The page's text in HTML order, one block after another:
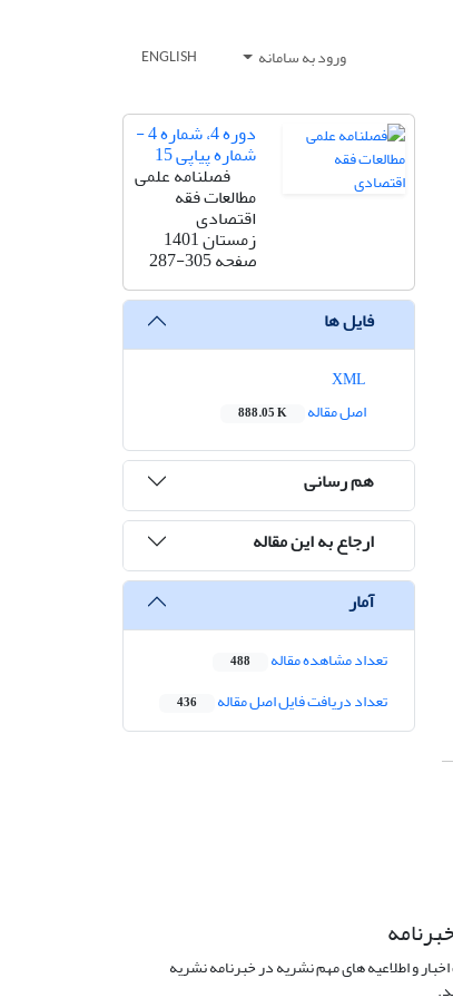
ورود به سامانه ENGLISH
دوره 4، شماره 4 -
شماره پیاپی 15
فصلنامه علمی
مطالعات فقه
اقتصادی
زمستان 1401
صفحه287-305
فایل ها
اصل مقاله
888.05 K
هم رسانی
ارجاع به این مقاله
آمار
تعداد مشاهده مقاله 488
تعداد دریافت فایل اصل مقاله 436
و اطلاعیه های مهم نشریه در خبرنامه نشریه